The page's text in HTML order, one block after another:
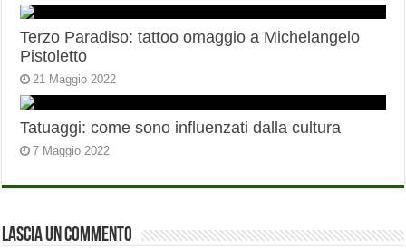
Terzo Paradiso: tattoo omaggio a Michelangelo
Pistoletto
21 Maggio 2022
Tatuaggi: come sono influenzati dalla cultura
7 Maggio 2022
Lascia un commento